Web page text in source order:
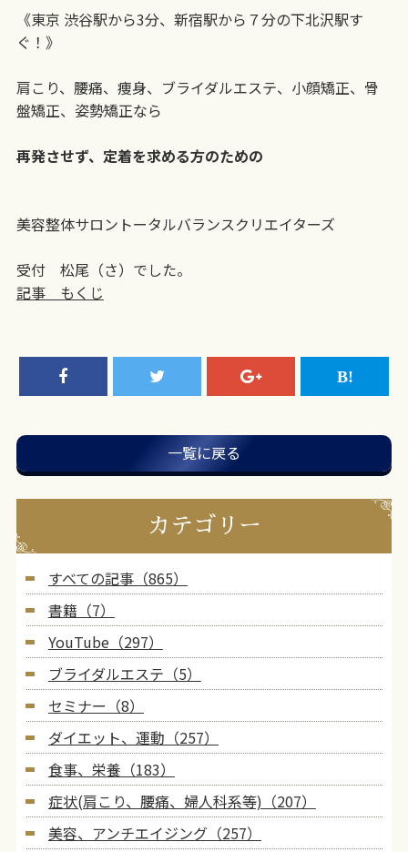
《東京 渋谷駅から3分、新宿駅から７分の下北沢駅す
ぐ！》
肩こり、腰痛、痩身、ブライダルエステ、小顔矯正、骨
盤矯正、姿勢矯正なら
再発させず、定着を求める方のための
美容整体サロントータルバランスクリエイターズ
受付 松尾（さ）でした。
記事 もくじ
一覧に戻る
カテゴリー
すべての記事（865）
書籍（7）
YouTube（297）
ブライダルエステ（5）
セミナー（8）
ダイエット、運動（257）
食事、栄養（183）
症状(肩こり、腰痛、婦人科系等)（207）
美容、アンチエイジング（257）